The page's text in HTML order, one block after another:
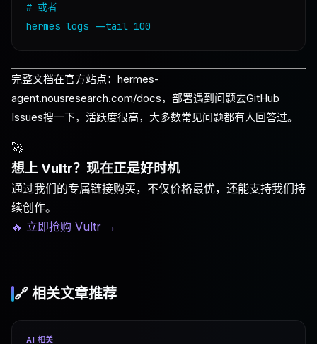
# 或者
完整文档在官方站点：hermes-
agent.nousresearch.com/docs，部署遇到问题去GitHub
Issues搜一下，活跃度很高，大多数常见问题都有人回答过。
🚀
想上 Vultr？现在正是好时机
通过我们的专属链接购买，不仅价格最优，还能支持我们持
续创作。
🔥 立即抢购 Vultr →
🔗 相关文章推荐
AI 相关